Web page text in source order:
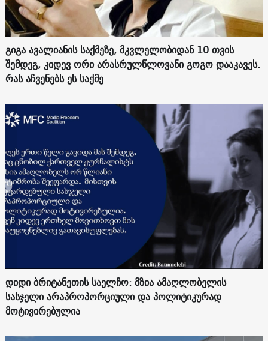
გიგა ავალიანის საქმეზე, მკვლელობიდან 10 თვის
შემდეგ, კიდევ ორი არასრულწლოვანი გოგო დააკავეს.
რას აჩვენებს ეს საქმე
დიდი ბრიტანეთის საელჩო: მზია ამაღლობელის
სასჯელი არაპროპორციული და პოლიტიკურად
მოტივირებულია